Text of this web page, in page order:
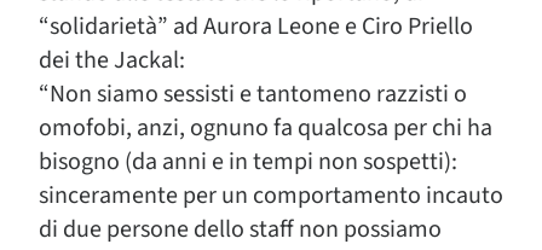
“solidarietà” ad Aurora Leone e Ciro Priello
dei the Jackal:
“Non siamo sessisti e tantomeno razzisti o
omofobi, anzi, ognuno fa qualcosa per chi ha
bisogno (da anni e in tempi non sospetti):
sinceramente per un comportamento incauto
di due persone dello staff non possiamo